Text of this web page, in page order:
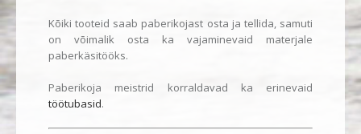
Kõiki tooteid saab paberikojast osta ja tellida, samuti
on võimalik osta ka vajaminevaid materjale
paberkäsitööks.
Paberikoja meistrid korraldavad ka erinevaid
töötubasid.